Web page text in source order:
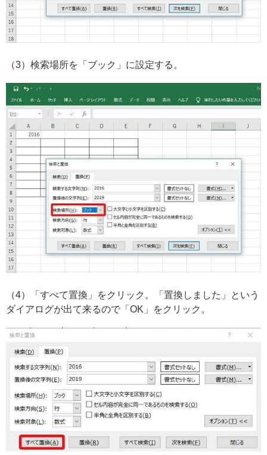
（3）検索場所を「ブック」に設定する。
（4）「すべて置換」をクリック。「置換しました」という
ダイアログが出て来るので「OK」をクリック。